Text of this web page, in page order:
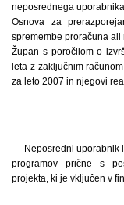
neposrednega uporabnika
Osnova za
spremembe proračuna ali
Župan s poročilom o
leta z zaključnim
za leto 2007 in njegovi
Neposredni uporabnik
programov prične s
projekta, ki je vključen v